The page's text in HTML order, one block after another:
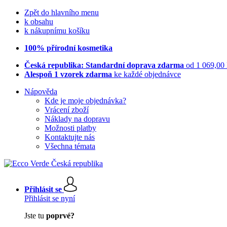
Zpět do hlavního menu
k obsahu
k nákupnímu košíku
100% přírodní kosmetika
Česká republika: Standardní doprava zdarma od 1 069,00
Alespoň 1 vzorek zdarma ke každé objednávce
Nápověda
Kde je moje objednávka?
Vrácení zboží
Náklady na dopravu
Možnosti platby
Kontaktujte nás
Všechna témata
Přihlásit se
Přihlásit se nyní
Jste tu poprvé?